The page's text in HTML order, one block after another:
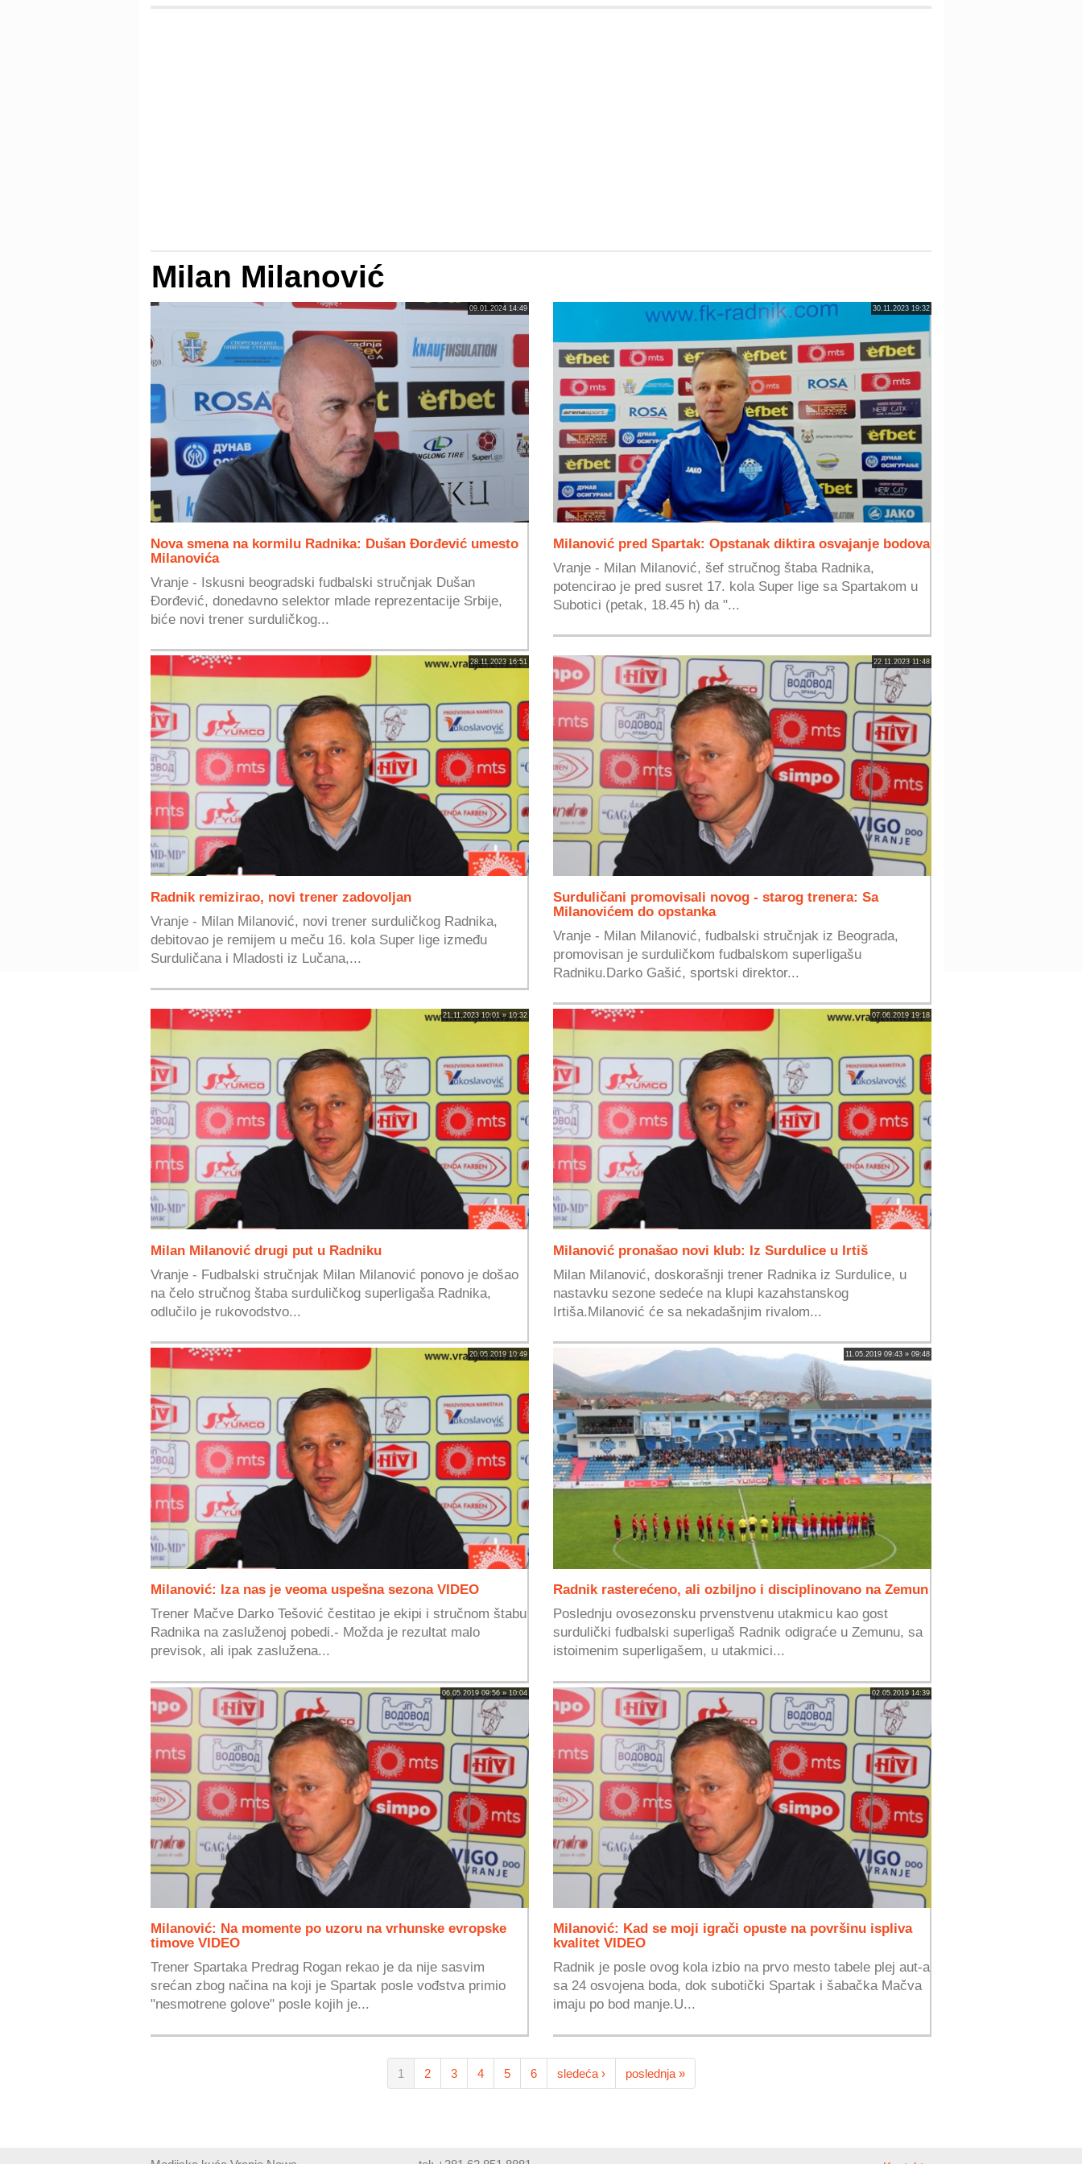
Milan Milanović
09.01.2024 14:49
Nova smena na kormilu Radnika: Dušan Đorđević umesto
Milanovića
Vranje - Iskusni beogradski fudbalski stručnjak Dušan
Đorđević, donedavno selektor mlade reprezentacije Srbije,
biće novi trener surduličkog...
30.11.2023 19:32
Milanović pred Spartak: Opstanak diktira osvajanje bodova
Vranje - Milan Milanović, šef stručnog štaba Radnika,
potencirao je pred susret 17. kola Super lige sa Spartakom u
Subotici (petak, 18.45 h) da "...
28.11.2023 16:51
Radnik remizirao, novi trener zadovoljan
Vranje - Milan Milanović, novi trener surduličkog Radnika,
debitovao je remijem u meču 16. kola Super lige između
Surduličana i Mladosti iz Lučana,...
22.11.2023 11:48
Surduličani promovisali novog - starog trenera: Sa
Milanovićem do opstanka
Vranje - Milan Milanović, fudbalski stručnjak iz Beograda,
promovisan je surduličkom fudbalskom superligašu
Radniku.Darko Gašić, sportski direktor...
21.11.2023 10:01 » 10:32
Milan Milanović drugi put u Radniku
Vranje - Fudbalski stručnjak Milan Milanović ponovo je došao
na čelo stručnog štaba surduličkog superligaša Radnika,
odlučilo je rukovodstvo...
07.06.2019 19:18
Milanović pronašao novi klub: Iz Surdulice u Irtiš
Milan Milanović, doskorašnji trener Radnika iz Surdulice, u
nastavku sezone sedeće na klupi kazahstanskog
Irtiša.Milanović će sa nekadašnjim rivalom...
20.05.2019 10:49
Milanović: Iza nas je veoma uspešna sezona VIDEO
Trener Mačve Darko Tešović čestitao je ekipi i stručnom štabu
Radnika na zasluženoj pobedi.- Možda je rezultat malo
previsok, ali ipak zaslužena...
11.05.2019 09:43 » 09:48
Radnik rasterećeno, ali ozbiljno i disciplinovano na Zemun
Poslednju ovosezonsku prvenstvenu utakmicu kao gost
surdulički fudbalski superligaš Radnik odigraće u Zemunu, sa
istoimenim superligašem, u utakmici...
06.05.2019 09:56 » 10:04
Milanović: Na momente po uzoru na vrhunske evropske
timove VIDEO
Trener Spartaka Predrag Rogan rekao je da nije sasvim
srećan zbog načina na koji je Spartak posle vođstva primio
"nesmotrene golove" posle kojih je...
02.05.2019 14:39
Milanović: Kad se moji igrači opuste na površinu ispliva
kvalitet VIDEO
Radnik je posle ovog kola izbio na prvo mesto tabele plej aut-a
sa 24 osvojena boda, dok subotički Spartak i šabačka Mačva
imaju po bod manje.U...
1 2 3 4 5 6 sledeća › poslednja »